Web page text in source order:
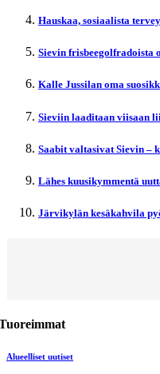
Hauskaa, sosiaalista
Sievin frisbeegolfradoista
Kalle Jussilan oma
Sieviin laaditaan viisaan
Saabit valtasivat Sievin –
Lähes kuusikymmentä
Järvikylän kesäkahvila
Alueelliset uutiset